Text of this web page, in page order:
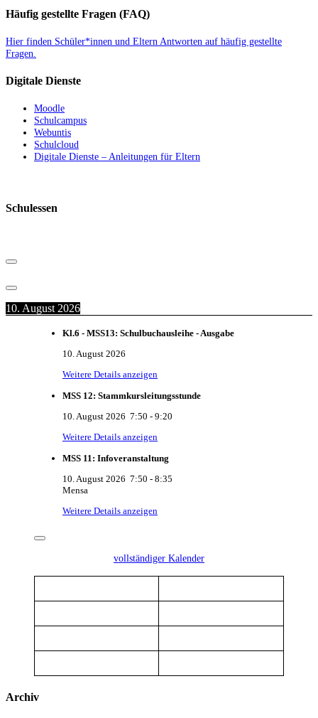
Häufig gestellte Fragen (FAQ)
Hier finden Schüler*innen und Eltern Antworten auf häufig gestellte
Fragen.
Digitale Dienste
Moodle
Schulcampus
Webuntis
Schulcloud
Digitale Dienste – Anleitungen für Eltern
Schulessen
10. August 2026
Kl.6 - MSS13: Schulbuchausleihe - Ausgabe
10. August 2026
Weitere Details anzeigen
MSS 12: Stammkursleitungsstunde
10. August 2026 7:50 - 9:20
Weitere Details anzeigen
MSS 11: Infoveranstaltung
10. August 2026 7:50 - 8:35
Mensa
Weitere Details anzeigen
vollständiger Kalender
Archiv